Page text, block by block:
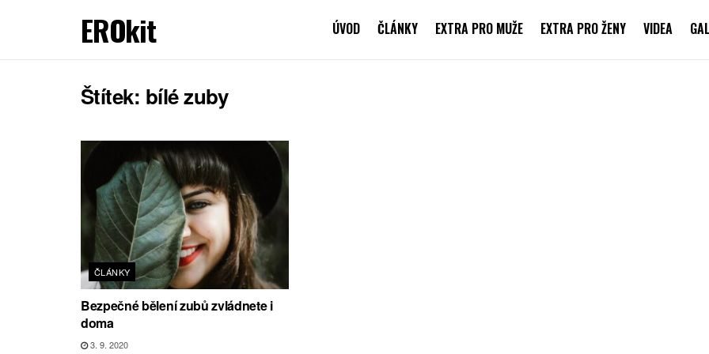
EROkit ÚVOD ČLÁNKY EXTRA PRO MUŽE EXTRA PRO ŽENY VIDEA
Štítek: bílé zuby
ČLÁNKY
Bezpečné bělení zubů zvládnete i
doma
3. 9. 2020